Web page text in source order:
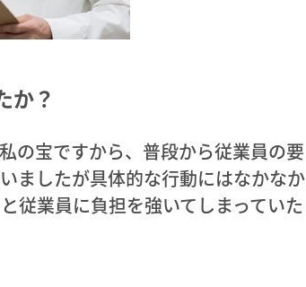
か？
の宝ですから、普段から従業員の要
ましたが具体的な行動にはなかなか
従業員に負担を強いてしまっていた